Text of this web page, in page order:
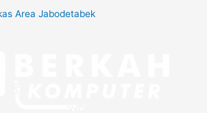
Area Jabodetabek